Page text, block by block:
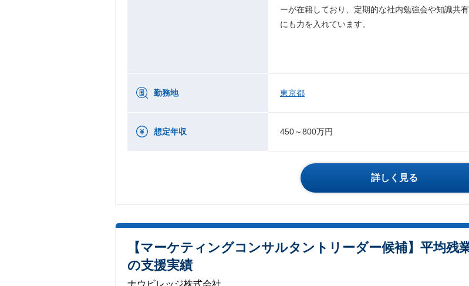
ーが在籍しており、定期的な社内勉強会や知識共
にも力を入れています。
勤務地 東京都
想定年収 450～800万円
詳しく見る
【マーケティングコンサルタントリーダー候補】平均残
の支援実績
ナウビレッジ株式会社